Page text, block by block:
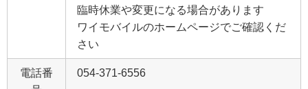
臨時休業や変更になる場合があります
ワイモバイルのホームページでご確認くだ
さい
電話番
054-371-6556